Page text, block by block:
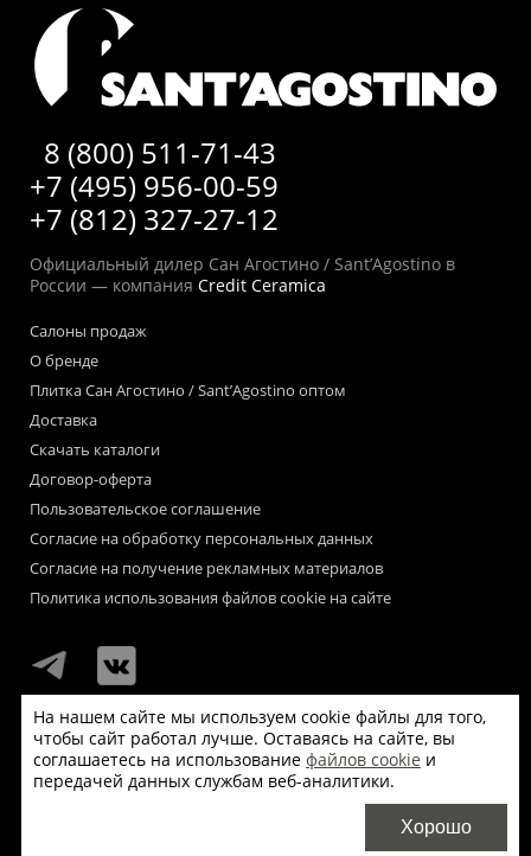
8 (800) 511-71-43
+7 (495) 956-00-59
+7 (812) 327-27-12
Официальный дилер Сан Агостино / Sant’Agostino в
России — компания Credit Ceramica
Салоны продаж
О бренде
Плитка Сан Агостино / Sant’Agostino оптом
Доставка
Скачать каталоги
Договор-оферта
Пользовательское соглашение
Согласие на обработку персональных данных
Согласие на получение рекламных материалов
Политика использования файлов cookie на сайте
Мы используем файлы «cookie» для функционирования сайта.
Если Вас это не устраивает, пожалуйста, покиньте сайт.
На нашем сайте мы используем cookie файлы для того,
чтобы сайт работал лучше. Оставаясь на сайте, вы
соглашаетесь на использование файлов cookie и
передачей данных службам веб-аналитики.
Хорошо